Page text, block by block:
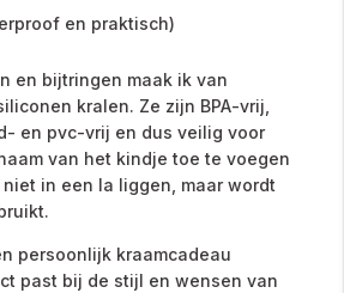
en praktisch)
en bijtringen maak ik van
kralen. Ze zijn BPA-vrij,
en pvc-vrij en dus veilig voor
van het kindje toe te voegen
in een la liggen, maar wordt
persoonlijk kraamcadeau
past bij de stijl en wensen van